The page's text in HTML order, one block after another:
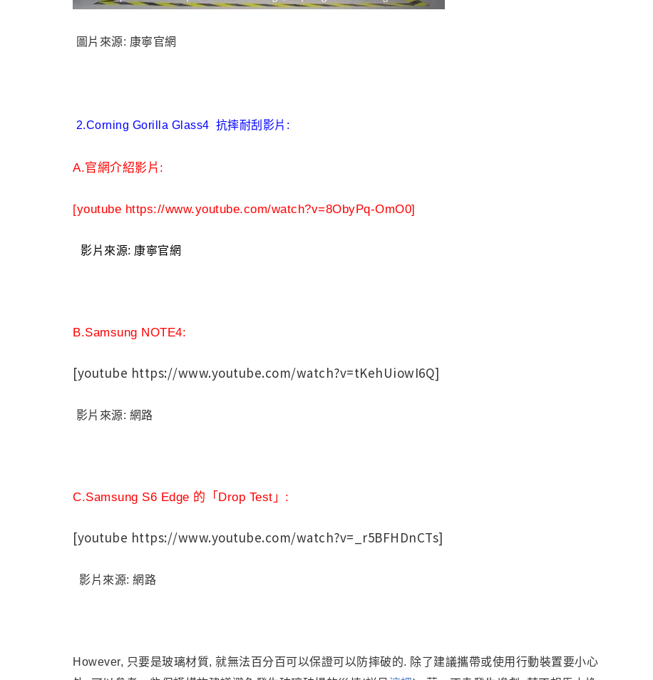
圖片來源: 康寧官網
2.Corning Gorilla Glass4 抗摔耐刮影片:
A.官網介紹影片:
[youtube https://www.youtube.com/watch?v=8ObyPq-OmO0]
影片來源: 康寧官網
B.Samsung NOTE4:
[youtube https://www.youtube.com/watch?v=tKehUiowI6Q]
影片來源: 網路
C.Samsung S6 Edge 的「Drop Test」:
[youtube https://www.youtube.com/watch?v=_r5BFHDnCTs]
影片來源: 網路
However, 只要是玻璃材質, 就無法百分百可以保證可以防摔破的. 除了建議攜帶或使用行動裝置要小心